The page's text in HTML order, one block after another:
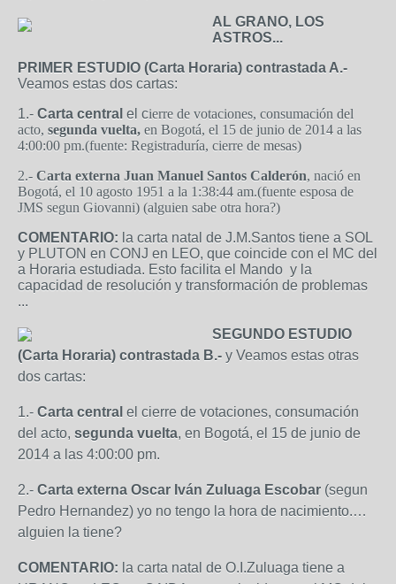
AL GRANO, LOS
ASTROS...
PRIMER ESTUDIO (Carta Horaria) contrastada A.-
Veamos estas dos cartas:
1.- Carta central el cierre de votaciones, consumación del
acto, segunda vuelta, en Bogotá, el 15 de junio de 2014 a las
4:00:00 pm.(fuente: Registraduría, cierre de mesas)
2.- Carta externa Juan Manuel Santos Calderón, nació en
Bogotá, el 10 agosto 1951 a la 1:38:44 am.(fuente esposa de
JMS segun Giovanni) (alguien sabe otra hora?)
COMENTARIO: la carta natal de J.M.Santos tiene a SOL
y PLUTON en CONJ en LEO, que coincide con el MC del
a Horaria estudiada. Esto facilita el Mando y la
capacidad de resolución y transformación de problemas
...
SEGUNDO ESTUDIO
(Carta Horaria) contrastada B.- y Veamos estas otras
dos cartas:
1.- Carta central el cierre de votaciones, consumación
del acto, segunda vuelta, en Bogotá, el 15 de junio de
2014 a las 4:00:00 pm.
2.- Carta externa Oscar Iván Zuluaga Escobar (segun
Pedro Hernandez) yo no tengo la hora de nacimiento.…
alguien la tiene?
COMENTARIO: la carta natal de O.I.Zuluaga tiene a